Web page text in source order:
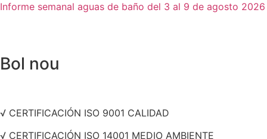
Informe semanal aguas de baño del 3 al 9 de agosto 2026
Bol nou
√ CERTIFICACIÓN ISO 9001 CALIDAD
√ CERTIFICACIÓN ISO 14001 MEDIO AMBIENTE